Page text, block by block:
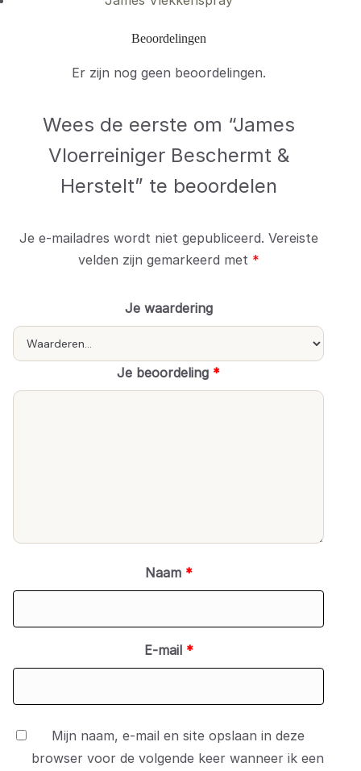
Beoordelingen
Er zijn nog geen beoordelingen.
Wees de eerste om “James
Vloerreiniger Beschermt &
Herstelt” te beoordelen
Je e-mailadres wordt niet gepubliceerd. Vereiste
velden zijn gemarkeerd met *
Je waardering
Je beoordeling *
Naam *
E-mail *
Mijn naam, e-mail en site opslaan in deze
browser voor de volgende keer wanneer ik een